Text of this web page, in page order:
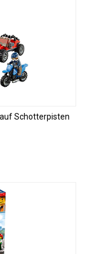
Schotterpisten